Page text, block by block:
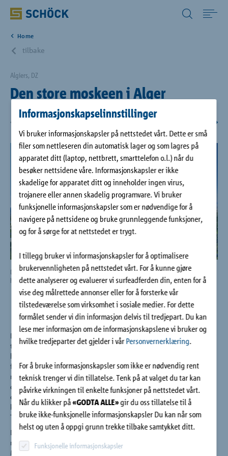
Informasjonskapselinnstillinger
Vi bruker informasjonskapsler på nettstedet vårt. Dette er små
filer som nettleseren din automatisk lager og som lagres på
apparatet ditt (laptop, nettbrett, smarttelefon o.l.) når du
besøker nettsidene våre. Informasjonskapsler er ikke
skadelige for apparatet ditt og inneholder ingen virus,
trojanere eller annen skadelig programvare. Vi bruker
funksjonelle informasjonskapsler som er nødvendige for å
navigere på nettsidene og bruke grunnleggende funksjoner,
og for å sørge for at nettstedet er trygt.
I tillegg bruker vi informasjonskapsler for å optimalisere
brukervennligheten på nettstedet vårt. For å kunne gjøre
dette analyserer og evaluerer vi surfeadferden din, enten for å
vise deg målrettede annonser eller for å forsterke vår
tilstedeværelse som virksomhet i sosiale medier. For dette
formålet sender vi din informasjon delvis til tredjepart. Du kan
lese mer informasjon om de informasjonskapslene vi bruker og
hvilke tredjeparter det gjelder i vårPersonvernerklæring.
For å bruke informasjonskapsler som ikke er nødvendig rent
teknisk trenger vi din tillatelse. Tenk på at valget du tar kan
påvirke virkningen til enkelte funksjoner på nettstedet vårt.
Når du klikker på«GODTA ALLE»gir du oss tillatelse til å
bruke ikke-funksjonelle informasjonskapsler Du kan når som
helst og uten å oppgi grunn trekke tilbake samtykket ditt.
Funksjonelle informasjonskapsler
Bruksområde
Produkter
Digitale løsninger
Nedlastinger
Referanser
Bedrift
Kontakt
Norway (NO) Norsk
Home
tilbake
Algiers, DZ
Den store moskeen i Alger
Djamaa Djazaïr-moskeen er den nest største moskeen i verden og har verdens
høyeste minaret.
Djamaa Djazaïr-moskeen som for tiden bygges i Alger kommer
til å bli den nest største moskeen i verden med verdens
høyeste minaret. I tillegg til det estetiske var det også flere
funksjonelle aspekter ved dette imponerende byggverket som
måtte løses. Blant de viktigste punktene hørte i dette tilfelle
det å unngå kuldebroer (termiske broer) og de medfølgende
oppvarmingseffektene. Som internasjonal spesialist på
kuldebrobrytere har Schöck den passende løsningen: Isokorb®
T for kuldebrobryting av bygningsdeler.
Djamaâ El-Djazaïr-moskeen, også kjent som Den store
moskeen i Alger, bygges like ved den historiske bydelen
Mohammadia ved Algerbukten ved Middelhavskysten. Denne